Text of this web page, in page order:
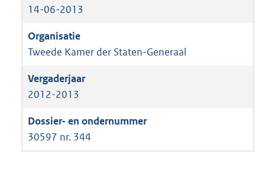
14-06-2013
Tweede Kamer der Staten-Generaal
2012-2013
30597 nr. 344